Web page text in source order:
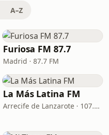
A–Z
Furiosa FM 87.7
Madrid · 87.7 FM
La Más Latina FM
Arrecife de Lanzarote · 107.4 FM